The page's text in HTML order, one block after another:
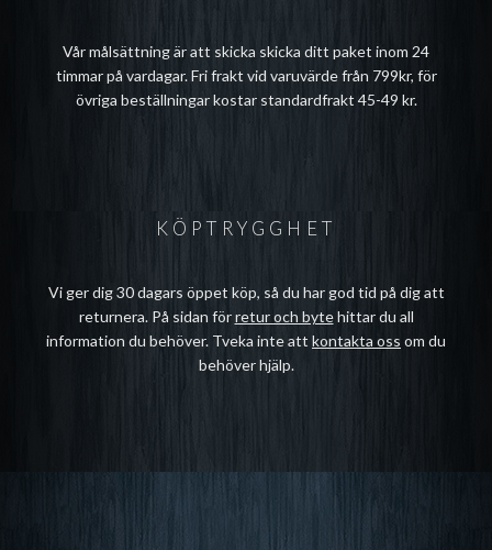
Vår målsättning är att skicka skicka ditt paket inom 24
timmar på vardagar. Fri frakt vid varuvärde från 799kr, för
övriga beställningar kostar standardfrakt 45-49 kr.
KÖPTRYGGHET
Vi ger dig 30 dagars öppet köp, så du har god tid på dig att
returnera. På sidan förretur och bytehittar du all
information du behöver. Tveka inte att kontakta oss om du
behöver hjälp.